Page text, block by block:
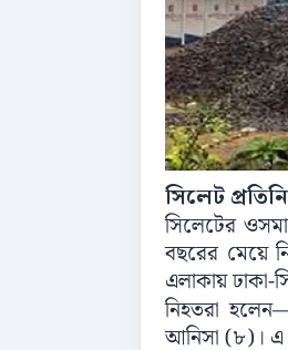
সিলেট
সিলেটের
বছরের মেয়ে
এলাকায় ঢাকা-
নিহতরা
আনিসা (৮)। এ